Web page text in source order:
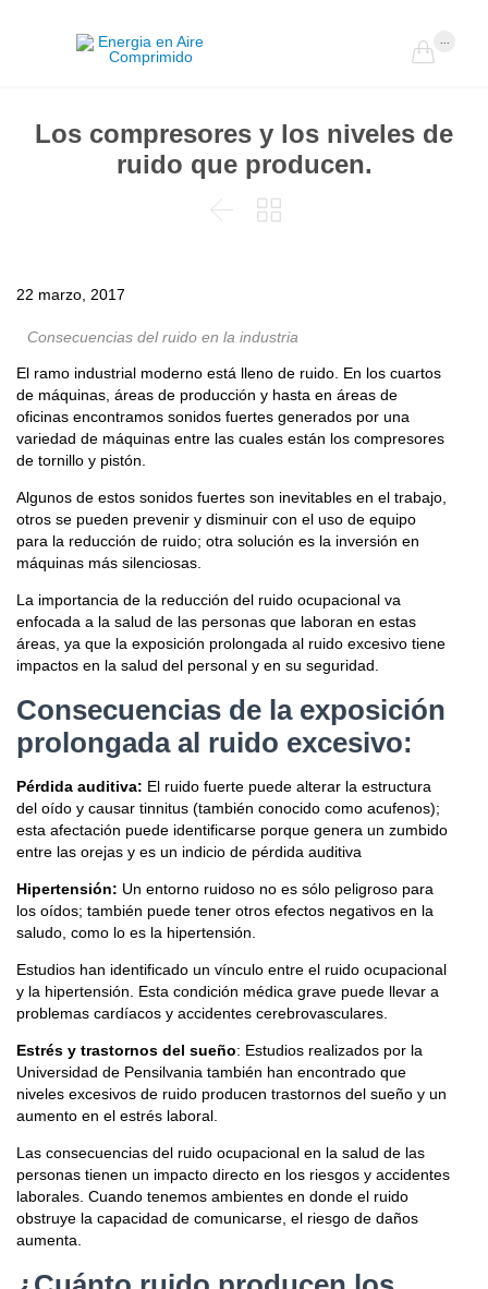

Los compresores y los niveles de
ruido que producen.
 
22 marzo, 2017
Consecuencias del ruido en la industria
El ramo industrial moderno está lleno de ruido. En los cuartos
de máquinas, áreas de producción y hasta en áreas de
oficinas encontramos sonidos fuertes generados por una
variedad de máquinas entre las cuales están los compresores
de tornillo y pistón.
Algunos de estos sonidos fuertes son inevitables en el trabajo,
otros se pueden prevenir y disminuir con el uso de equipo
para la reducción de ruido; otra solución es la inversión en
máquinas más silenciosas.
La importancia de la reducción del ruido ocupacional va
enfocada a la salud de las personas que laboran en estas
áreas, ya que la exposición prolongada al ruido excesivo tiene
impactos en la salud del personal y en su seguridad.
Consecuencias de la exposición
prolongada al ruido excesivo:
Pérdida auditiva: El ruido fuerte puede alterar la estructura
del oído y causar tinnitus (también conocido como acufenos);
esta afectación puede identificarse porque genera un zumbido
entre las orejas y es un indicio de pérdida auditiva
Hipertensión: Un entorno ruidoso no es sólo peligroso para
los oídos; también puede tener otros efectos negativos en la
saludo, como lo es la hipertensión.
Estudios han identificado un vínculo entre el ruido ocupacional
y la hipertensión. Esta condición médica grave puede llevar a
problemas cardíacos y accidentes cerebrovasculares.
Estrés y trastornos del sueño: Estudios realizados por la
Universidad de Pensilvania también han encontrado que
niveles excesivos de ruido producen trastornos del sueño y un
aumento en el estrés laboral.
Las consecuencias del ruido ocupacional en la salud de las
personas tienen un impacto directo en los riesgos y accidentes
laborales. Cuando tenemos ambientes en donde el ruido
obstruye la capacidad de comunicarse, el riesgo de daños
aumenta.